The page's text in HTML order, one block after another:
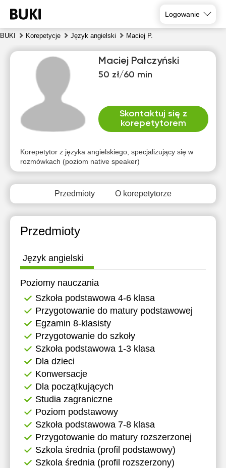
Logowanie
BUKI Korepetycje Język angielski Maciej P.
Maciej Pałczyński
50 zł/60 min
Skontaktuj się z
korepetytorem
Korepetytor z języka angielskiego, specjalizujący się w
rozmówkach (poziom native speaker)
Przedmioty O korepetytorze
Przedmioty
Język angielski
Poziomy nauczania
Szkoła podstawowa 4-6 klasa
Przygotowanie do matury podstawowej
Egzamin 8-klasisty
Przygotowanie do szkoły
Szkoła podstawowa 1-3 klasa
Dla dzieci
Konwersacje
Dla początkujących
Studia zagraniczne
Poziom podstawowy
Szkoła podstawowa 7-8 klasa
Przygotowanie do matury rozszerzonej
Szkola średnia (profil podstawowy)
Szkola średnia (profil rozszerzony)
9
10
11
12
13
Brak
dostępnych
terminów
Brak
dostępnych
terminów
Brak
dostępnych
terminów
Brak
dostępnych
terminów
Brak
dostępnych